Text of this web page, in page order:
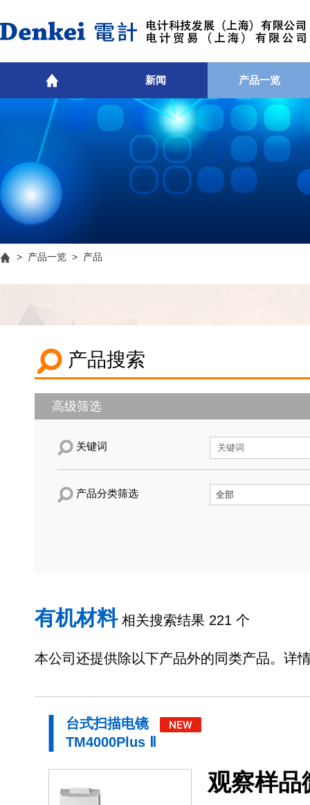
新闻 产品一览
> 产品一览 > 产品
产品搜索
高级筛选
关键词
产品分类筛选
有机材料相关搜索结果 221 个
本公司还提供除以下产品外的同类产品。详
台式扫描电镜
TM4000Plus Ⅱ
观察样品